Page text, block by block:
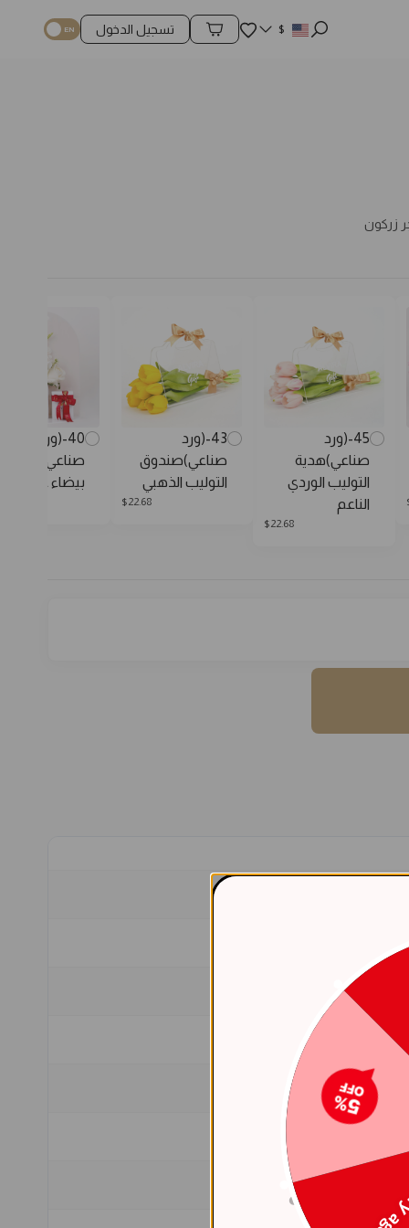
$ المفضلة
محتويات السلة
تسجيل الدخول
45-(ورد
صناعي)هدية
التوليب الوردي
الناعم
22.68
$
43-(ورد
صناعي)صندوق
التوليب الذهبي
22.68
$
40-(ورد
صناعي)لمسة
بيضاء عصرية